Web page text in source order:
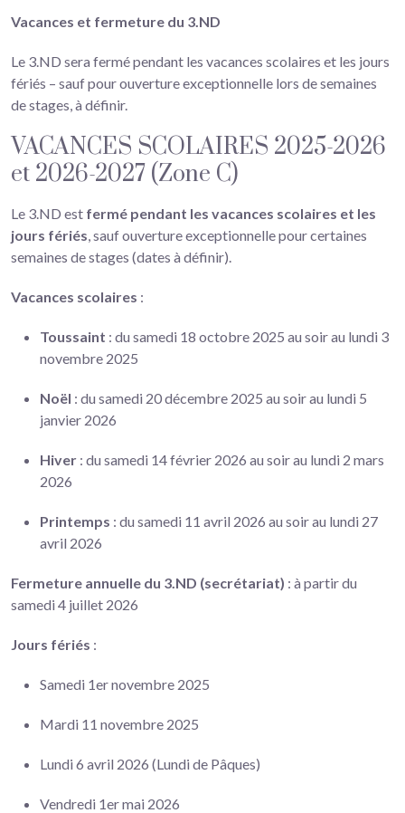
nous
Vacances et fermeture du 3.ND
Le 3.ND sera fermé pendant les vacances scolaires et les jours
fériés – sauf pour ouverture exceptionnelle lors de semaines
de stages, à définir.
VACANCES SCOLAIRES 2025-2026
et 2026-2027 (Zone C)
Le 3.ND est fermé pendant les vacances scolaires et les
jours fériés, sauf ouverture exceptionnelle pour certaines
semaines de stages (dates à définir).
Vacances scolaires :
Toussaint : du samedi 18 octobre 2025 au soir au lundi 3
novembre 2025
Noël : du samedi 20 décembre 2025 au soir au lundi 5
janvier 2026
Hiver : du samedi 14 février 2026 au soir au lundi 2 mars
2026
Printemps : du samedi 11 avril 2026 au soir au lundi 27
avril 2026
Fermeture annuelle du 3.ND (secrétariat) : à partir du
samedi 4 juillet 2026
Jours fériés :
Samedi 1er novembre 2025
Mardi 11 novembre 2025
Lundi 6 avril 2026 (Lundi de Pâques)
Vendredi 1er mai 2026